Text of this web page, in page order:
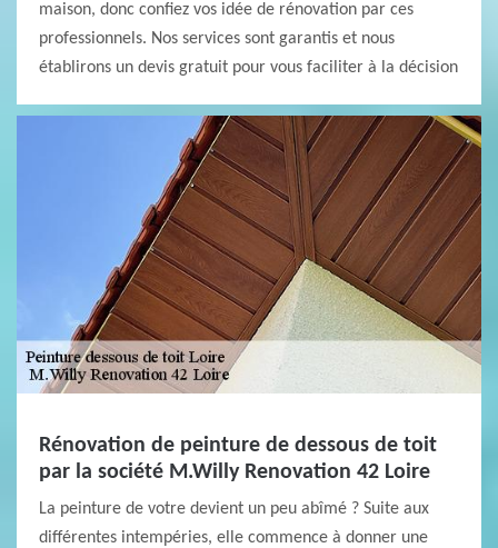
maison, donc confiez vos idée de rénovation par ces
professionnels. Nos services sont garantis et nous
établirons un devis gratuit pour vous faciliter à la décision
Rénovation de peinture de dessous de toit
par la société M.Willy Renovation 42 Loire
La peinture de votre devient un peu abîmé ? Suite aux
différentes intempéries, elle commence à donner une